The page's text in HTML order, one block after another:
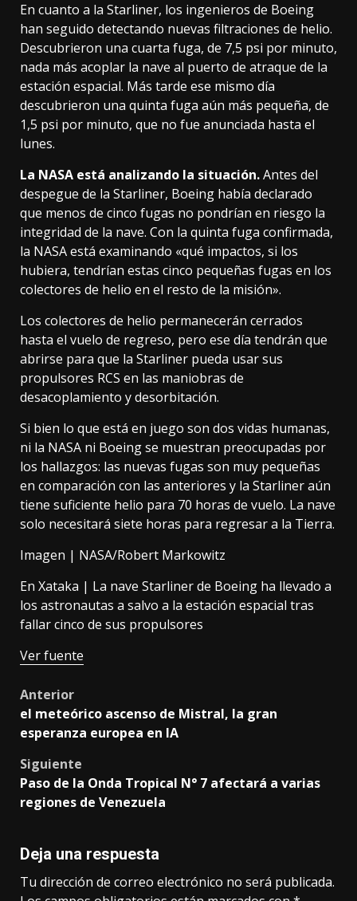
En cuanto a la Starliner, los ingenieros de Boeing
han seguido detectando nuevas filtraciones de helio.
Descubrieron una cuarta fuga, de 7,5 psi por minuto,
nada más acoplar la nave al puerto de atraque de la
estación espacial. Más tarde ese mismo día
descubrieron una quinta fuga aún más pequeña, de
1,5 psi por minuto, que no fue anunciada hasta el
lunes.
La NASA está analizando la situación.Antes del
despegue de la Starliner, Boeing había declarado
que menos de cinco fugas no pondrían en riesgo la
integridad de la nave. Con la quinta fuga confirmada,
la NASA está examinando «qué impactos, si los
hubiera, tendrían estas cinco pequeñas fugas en los
colectores de helio en el resto de la misión».
Los colectores de helio permanecerán cerrados
hasta el vuelo de regreso, pero ese día tendrán que
abrirse para que la Starliner pueda usar sus
propulsores RCS en las maniobras de
desacoplamiento y desorbitación.
Si bien lo que está en juego son dos vidas humanas,
ni la NASA ni Boeing se muestran preocupadas por
los hallazgos: las nuevas fugas son muy pequeñas
en comparación con las anteriores y la Starliner aún
tiene suficiente helio para 70 horas de vuelo. La nave
solo necesitará siete horas para regresar a la Tierra.
Imagen | NASA/Robert Markowitz
En Xataka | La nave Starliner de Boeing ha llevado a
los astronautas a salvo a la estación espacial tras
fallar cinco de sus propulsores
Ver fuente
Post
navigation
Anterior
el meteórico ascenso de Mistral, la gran
esperanza europea en IA
Siguiente
Paso de la Onda Tropical N° 7 afectará a varias
regiones de Venezuela
Deja una respuesta
Tu dirección de correo electrónico no será publicada.